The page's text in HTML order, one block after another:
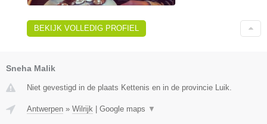
BEKIJK VOLLEDIG PROFIEL
Sneha Malik
Niet gevestigd in de plaats Kettenis en in de provincie Luik.
Antwerpen » Wilrijk Google maps ▼